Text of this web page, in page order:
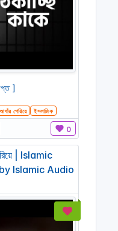
]
পেরিয়ে ইসলামিক
0
| Islamic
Islamic Audio